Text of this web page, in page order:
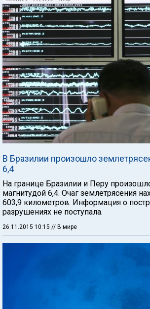
В Бразилии произошло
6,4
На границе Бразилии и Перу
магнитудой 6,4. Очаг землетрясения
603,9 километров. Информация о
разрушениях не поступала.
26.11.2015 10:15 // В мире